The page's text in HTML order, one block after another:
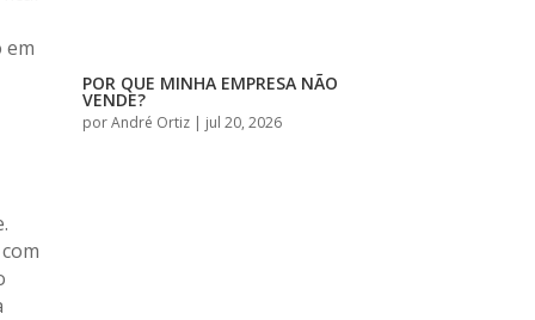
em
POR QUE MINHA EMPRESA NÃO
VENDE?
porAndré Ortiz| jul 20, 2026